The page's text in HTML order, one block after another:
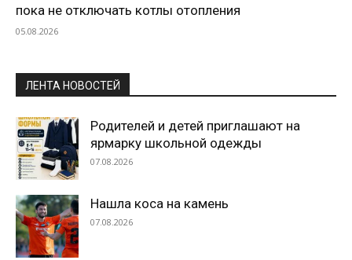
пока не отключать котлы отопления
05.08.2026
ЛЕНТА НОВОСТЕЙ
Родителей и детей приглашают на
ярмарку школьной одежды
07.08.2026
Нашла коса на камень
07.08.2026